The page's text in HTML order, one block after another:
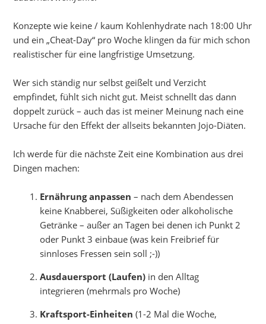
Konzepte wie keine / kaum Kohlenhydrate nach 18:00 Uhr
und ein „Cheat-Day“ pro Woche klingen da für mich schon
realistischer für eine langfristige Umsetzung.
Wer sich ständig nur selbst geißelt und Verzicht
empfindet, fühlt sich nicht gut. Meist schnellt das dann
doppelt zurück – auch das ist meiner Meinung nach eine
Ursache für den Effekt der allseits bekannten Jojo-Diäten.
Ich werde für die nächste Zeit eine Kombination aus drei
Dingen machen:
Ernährung anpassen – nach dem Abendessen
keine Knabberei, Süßigkeiten oder alkoholische
Getränke – außer an Tagen bei denen ich Punkt 2
oder Punkt 3 einbaue (was kein Freibrief für
sinnloses Fressen sein soll ;-))
Ausdauersport (Laufen) in den Alltag
integrieren (mehrmals pro Woche)
Kraftsport-Einheiten (1-2 Mal die Woche,